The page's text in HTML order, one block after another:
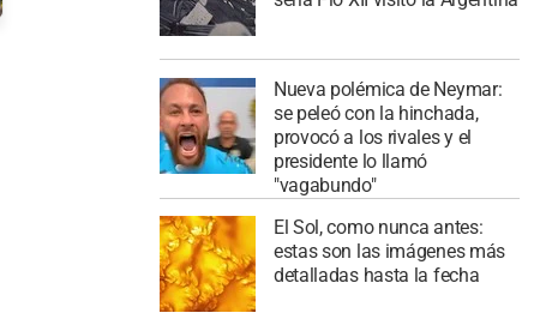
Nueva polémica de Neymar:
se peleó con la hinchada,
provocó a los rivales y el
presidente lo llamó
"vagabundo"
El Sol, como nunca antes:
estas son las imágenes más
detalladas hasta la fecha